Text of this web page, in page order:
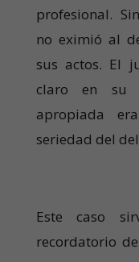
profesional.
no eximió al
sus actos. El
claro en su
apropiada
seriedad del
Este caso
recordatorio